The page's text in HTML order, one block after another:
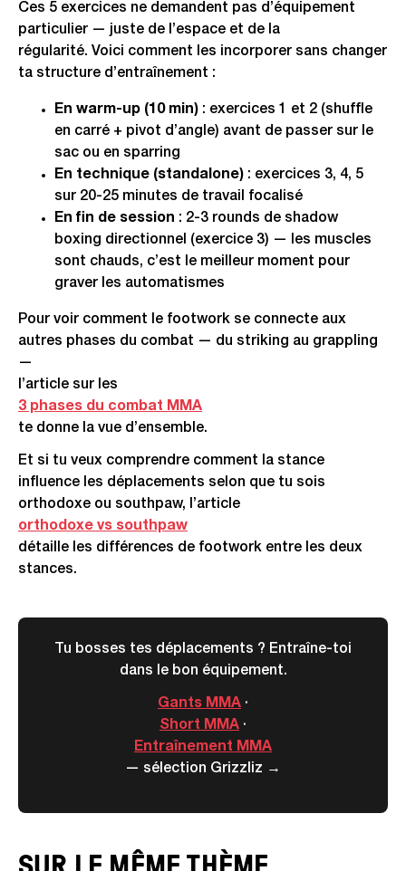
Ces 5 exercices ne demandent pas d’équipement
particulier — juste de l’espace et de la
régularité. Voici comment les incorporer sans changer
ta structure d’entraînement :
En warm-up (10 min) : exercices 1 et 2 (shuffle
en carré + pivot d’angle) avant de passer sur le
sac ou en sparring
En technique (standalone) : exercices 3, 4, 5
sur 20-25 minutes de travail focalisé
En fin de session : 2-3 rounds de shadow
boxing directionnel (exercice 3) — les muscles
sont chauds, c’est le meilleur moment pour
graver les automatismes
Pour voir comment le footwork se connecte aux
autres phases du combat — du striking au grappling
—
l’article sur les
3 phases du combat MMA
te donne la vue d’ensemble.
Et si tu veux comprendre comment la stance
influence les déplacements selon que tu sois
orthodoxe ou southpaw, l’article
orthodoxe vs southpaw
détaille les différences de footwork entre les deux
stances.
Tu bosses tes déplacements ? Entraîne-toi
dans le bon équipement.
Gants MMA ·
Short MMA ·
Entraînement MMA
— sélection Grizzliz →